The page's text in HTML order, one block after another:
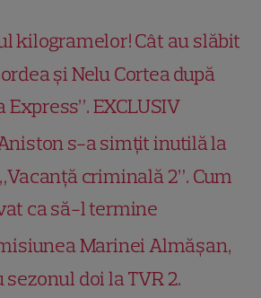
kilogramelor! Cât au slăbit
și Nelu Cortea după
EXCLUSIV
s-a simțit inutilă la
criminală 2”. Cum
ca să-l termine
Marinei Almășan,
doi la TVR 2.